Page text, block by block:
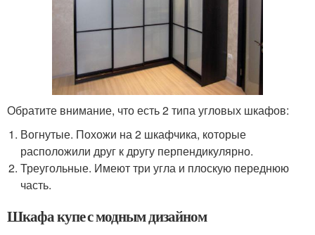
Обратите внимание, что есть 2 типа угловых шкафов:
Вогнутые. Похожи на 2 шкафчика, которые
расположили друг к другу перпендикулярно.
Треугольные. Имеют три угла и плоскую переднюю
часть.
Шкафа купе с модным дизайном